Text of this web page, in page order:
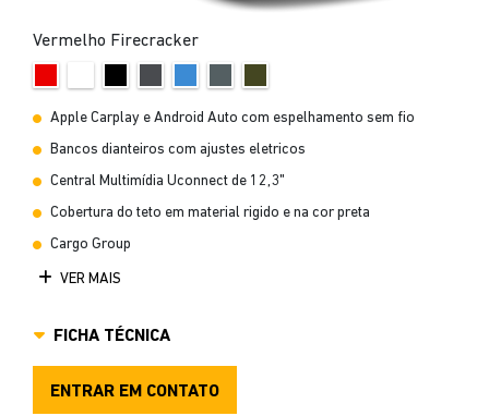
Vermelho Firecracker
Apple Carplay e Android Auto com espelhamento sem fio
Bancos dianteiros com ajustes eletricos
Central Multimídia Uconnect de 12,3"
Cobertura do teto em material rigido e na cor preta
Cargo Group
VER MAIS
FICHA TÉCNICA
ENTRAR EM CONTATO